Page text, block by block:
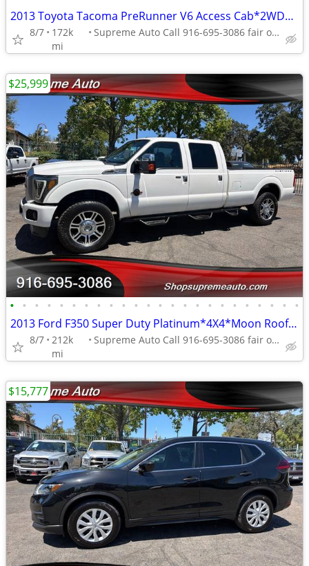
2013 Toyota Tacoma PreRunner V6 Access Cab*2WD*TRD Off Road Package*
8/7
172k
mi
Supreme Auto Call 916-695-3086 fair oaks
• • • • • • • • • • • • • • • • • • • • • • • •
2013 Ford F350 Super Duty Platinum*4X4*Moon Roof*Tow Package*Rear Cam
8/7 212k
mi
Supreme Auto Call 916-695-3086 fair oaks
$25,999
$15,777